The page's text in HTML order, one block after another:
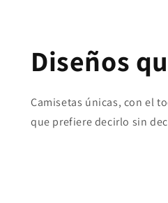
Diseños
Camisetas únicas, con el
que prefiere decirlo sin